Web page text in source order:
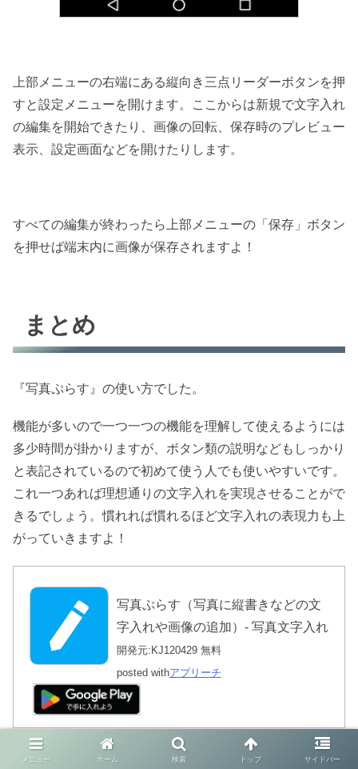
上部メニューの右端にある縦向き三点リーダーボタンを押
すと設定メニューを開けます。ここからは新規で文字入れ
の編集を開始できたり、画像の回転、保存時のプレビュー
表示、設定画面などを開けたりします。
すべての編集が終わったら上部メニューの「保存」ボタン
を押せば端末内に画像が保存されますよ！
まとめ
『写真ぷらす』の使い方でした。
機能が多いので一つ一つの機能を理解して使えるようには
多少時間が掛かりますが、ボタン類の説明などもしっかり
と表記されているので初めて使う人でも使いやすいです。
これ一つあれば理想通りの文字入れを実現させることがで
きるでしょう。慣れれば慣れるほど文字入れの表現力も上
がっていきますよ！
写真ぷらす（写真に縦書きなどの文
字入れや画像の追加）- 写真文字入れ
開発元:KJ120429 無料
posted withアプリーチ
メニュー ホーム 検索 トップ サイドバー